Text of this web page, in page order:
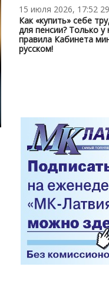
15 июля 2026, 17:52
Как «купить» себе
для пенсии? Только
правила Кабинета
русском!